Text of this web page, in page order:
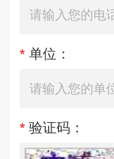
* 单位：
* 验证码：